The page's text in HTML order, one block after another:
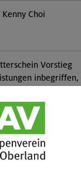
Choi
Vorstieg
und Abreise,
an.)